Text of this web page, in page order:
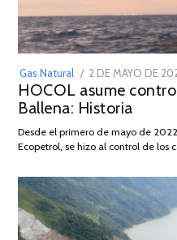
Gas Natural
POSTED
ON
2 DE MAYO DE
HOCOL asume
Ballena: Historia
Desde el primero de mayo de
Ecopetrol, se hizo al control de los